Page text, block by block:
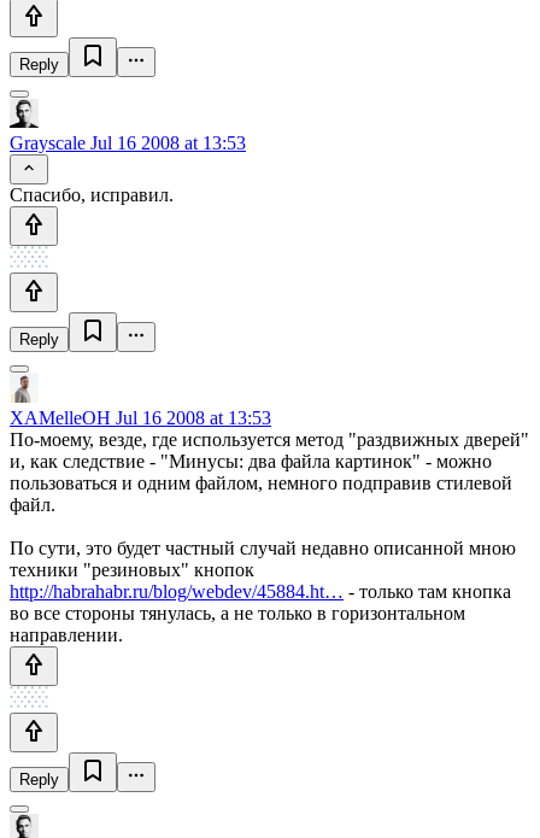
Reply
Grayscale Jul 16 2008 at 13:53
Спасибо, исправил.
Reply
XAMelleOH Jul 16 2008 at 13:53
По-моему, везде, где используется метод "раздвижных дверей"
и, как следствие - "Минусы: два файла картинок" - можно
пользоваться и одним файлом, немного подправив стилевой
файл.
По сути, это будет частный случай недавно описанной мною
техники "резиновых" кнопок
http://habrahabr.ru/blog/webdev/45884.ht… - только там кнопка
во все стороны тянулась, а не только в горизонтальном
направлении.
Reply